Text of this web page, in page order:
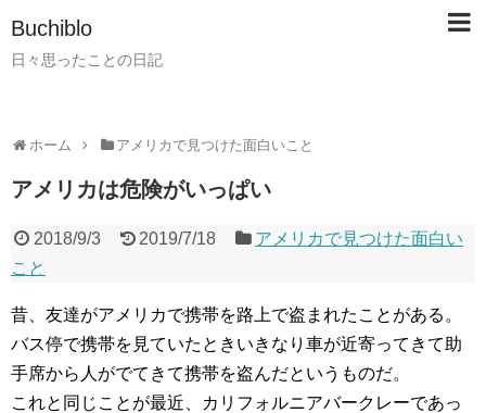
Buchiblo
日々思ったことの日記
ホーム アメリカで見つけた面白いこと
アメリカは危険がいっぱい
2018/9/3 2019/7/18
アメリカで見つけた面白い
こと
昔、友達がアメリカで携帯を路上で盗まれたことがある。
バス停で携帯を見ていたときいきなり車が近寄ってきて助
手席から人がでてきて携帯を盗んだというものだ。
これと同じことが最近、カリフォルニアバークレーであっ